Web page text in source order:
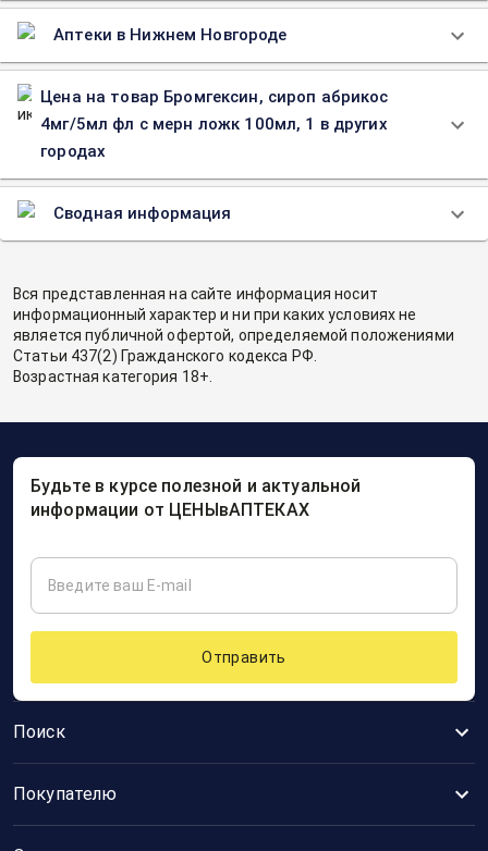
Аптеки в Нижнем Новгороде
Цена на товар Бромгексин, сироп абрикос
4мг/5мл фл с мерн ложк 100мл, 1 в других
городах
Сводная информация
Вся представленная на сайте информация носит
информационный характер и ни при каких условиях не
является публичной офертой, определяемой положениями
Статьи 437(2) Гражданского кодекса РФ.
Возрастная категория 18+.
Поиск
Покупателю
Будьте в курсе полезной и актуальной
информации от ЦЕНЫвАПТЕКАХ
Отправить